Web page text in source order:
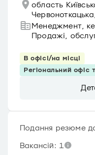
область
Менеджмент,
Продажі,
В офісі/на місці
Регіональний офіс
Подання резюме
Вакансій: 1